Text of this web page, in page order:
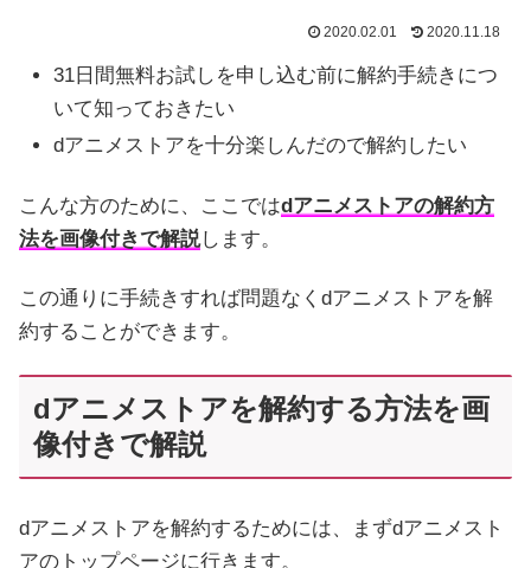
2020.02.01 2020.11.18
31日間無料お試しを申し込む前に解約手続きにつ
いて知っておきたい
dアニメストアを十分楽しんだので解約したい
こんな方のために、ここではdアニメストアの解約方
法を画像付きで解説します。
この通りに手続きすれば問題なくdアニメストアを解
約することができます。
dアニメストアを解約する方法を画
像付きで解説
dアニメストアを解約するためには、まずdアニメスト
アのトップページに行きます。